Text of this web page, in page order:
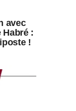
avec
Habré :
!